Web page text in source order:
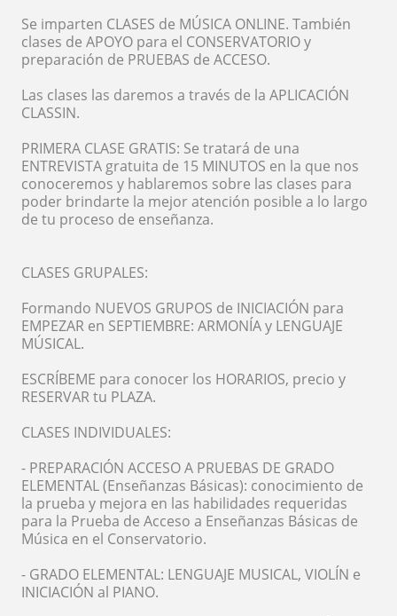
Se imparten CLASES de MÚSICA ONLINE. También
clases de APOYO para el CONSERVATORIO y
preparación de PRUEBAS de ACCESO.
Las clases las daremos a través de la APLICACIÓN
CLASSIN.
PRIMERA CLASE GRATIS: Se tratará de una
ENTREVISTA gratuita de 15 MINUTOS en la que nos
conoceremos y hablaremos sobre las clases para
poder brindarte la mejor atención posible a lo largo
de tu proceso de enseñanza.
CLASES GRUPALES:
Formando NUEVOS GRUPOS de INICIACIÓN para
EMPEZAR en SEPTIEMBRE: ARMONÍA y LENGUAJE
MÚSICAL.
ESCRÍBEME para conocer los HORARIOS, precio y
RESERVAR tu PLAZA.
CLASES INDIVIDUALES:
- PREPARACIÓN ACCESO A PRUEBAS DE GRADO
ELEMENTAL (Enseñanzas Básicas): conocimiento de
la prueba y mejora en las habilidades requeridas
para la Prueba de Acceso a Enseñanzas Básicas de
Música en el Conservatorio.
- GRADO ELEMENTAL: LENGUAJE MUSICAL, VIOLÍN e
INICIACIÓN al PIANO.